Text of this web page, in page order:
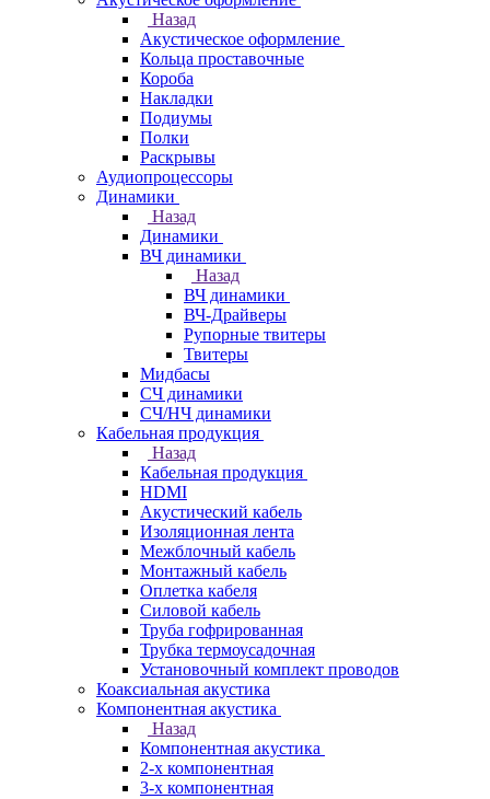
Назад
Акустическое оформление
Кольца проставочные
Короба
Накладки
Подиумы
Полки
Раскрывы
Аудиопроцессоры
Динамики
Назад
Динамики
ВЧ динамики
Назад
ВЧ динамики
ВЧ-Драйверы
Рупорные твитеры
Твитеры
Мидбасы
СЧ динамики
СЧ/НЧ динамики
Кабельная продукция
Назад
Кабельная продукция
HDMI
Акустический кабель
Изоляционная лента
Межблочный кабель
Монтажный кабель
Оплетка кабеля
Силовой кабель
Труба гофрированная
Трубка термоусадочная
Установочный комплект проводов
Коаксиальная акустика
Компонентная акустика
Назад
Компонентная акустика
2-х компонентная
3-х компонентная